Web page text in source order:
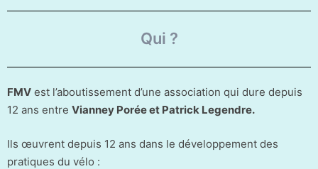
Qui ?
FMV est l’aboutissement d’une association qui dure depuis
12 ans entre Vianney Porée et Patrick Legendre.
Ils œuvrent depuis 12 ans dans le développement des
pratiques du vélo :